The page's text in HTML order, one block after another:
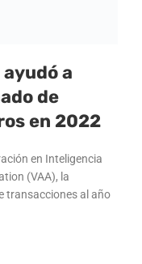
a
de
en 2022
en Inteligencia
(VAA), la
transacciones al año